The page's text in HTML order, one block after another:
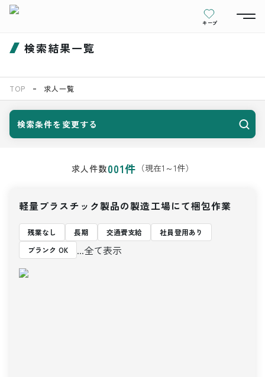
キープ
検索結果一覧
TOP 求人一覧
検索条件を変更する
求人件数001件 （現在1 ～1件）
軽量プラスチック製品の製造工場にて梱包作業
残業なし 長期 交通費支給
社員登用あり
ブランク OK
...全て表示